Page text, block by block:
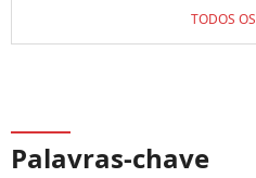
TODOS
Palavras-chave